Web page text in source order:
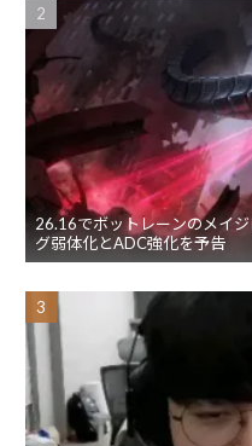
26.16でボットレーンのメイ
グ弱体化とADC強化を予告